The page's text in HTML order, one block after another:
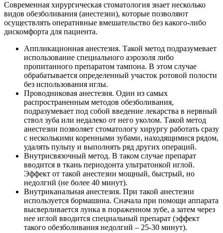
Современная хирургическая стоматология знает несколько
видов обезболивания (анестезии), которые позволяют
осуществлять оперативные вмешательство без какого-либо
дискомфорта для пациента.
Аппликационная анестезия. Такой метод подразумевает
использование специального аэрозоля либо
пропитанного препаратом тампона. В этом случае
обрабатывается определенный участок ротовой полости
без использования иглы.
Проводниковая анестезия. Один из самых
распространенным методов обезболивания,
подразумевает под собой введение лекарства в нервный
ствол зуба или недалеко от него уколом. Такой метод
анестезии позволяет стоматологу хирургу работать сразу
с несколькими коренными зубами, находящимися рядом,
удалять пульпу и выполнять ряд других операций.
Внутрисвязочный метод. В таком случае препарат
вводится в ткань периодонта ультратонкой иглой.
Эффект от такой анестезии мощный, быстрый, но
недолгий (не более 40 минут).
Внутриканальная анестезия. При такой анестезии
используется бормашина. Сначала при помощи аппарата
высверливается лунка в пораженном зубе, а затем через
нее иглой вводится специальный препарат (эффект
такого обезболивания недолгий – 25-30 минут).